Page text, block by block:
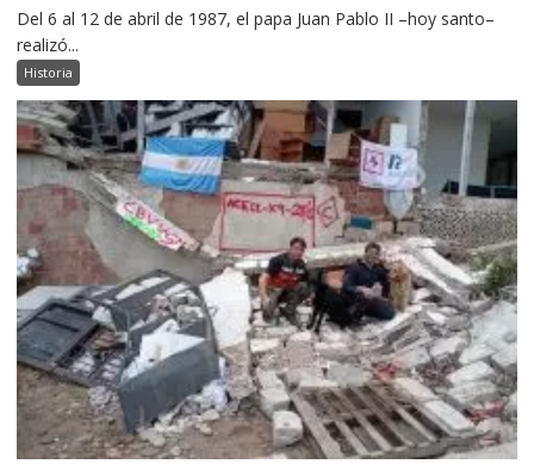
Del 6 al 12 de abril de 1987, el papa Juan Pablo II –hoy santo–
realizó...
Historia